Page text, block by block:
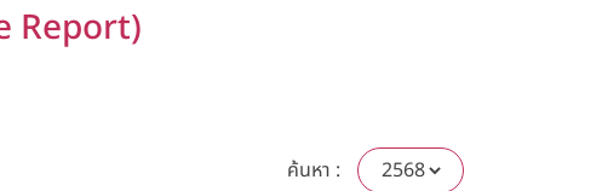
Report)
ค้นหา :